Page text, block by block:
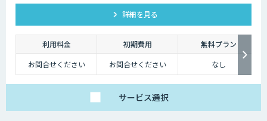
詳細を見る
利用料金 初期費用
無料プラン
お問合せください
お問合せください なし
サービス選択